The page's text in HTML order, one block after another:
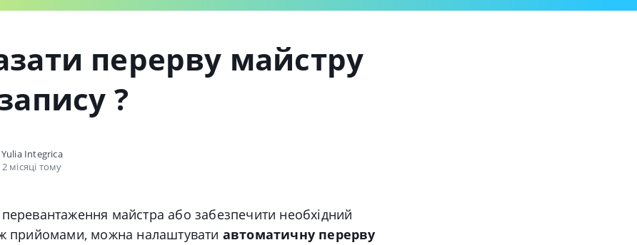
перерву майстру
?
Yulia Integrica
місяці тому
майстра або забезпечити необхідний
прийомами, можна налаштувати автоматичну перерву